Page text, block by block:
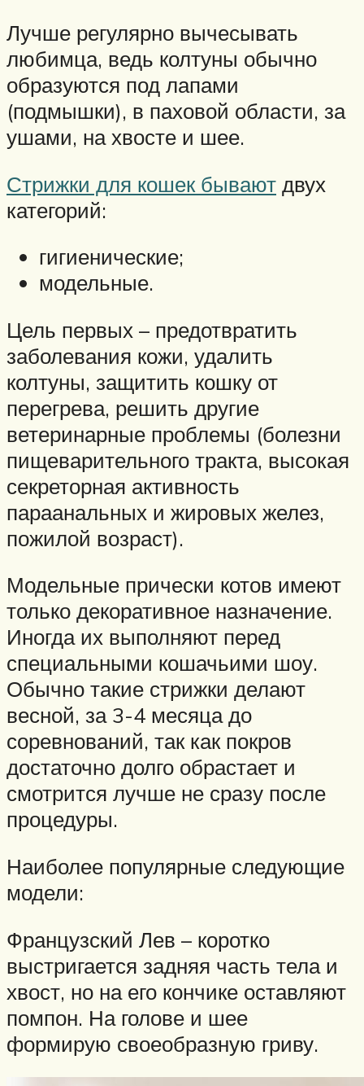
Лучше регулярно вычесывать
любимца, ведь колтуны обычно
образуются под лапами
(подмышки), в паховой области, за
ушами, на хвосте и шее.
Стрижки для кошек бывают двух
категорий:
гигиенические;
модельные.
Цель первых – предотвратить
заболевания кожи, удалить
колтуны, защитить кошку от
перегрева, решить другие
ветеринарные проблемы (болезни
пищеварительного тракта, высокая
секреторная активность
параанальных и жировых желез,
пожилой возраст).
Модельные прически котов имеют
только декоративное назначение.
Иногда их выполняют перед
специальными кошачьими шоу.
Обычно такие стрижки делают
весной, за 3-4 месяца до
соревнований, так как покров
достаточно долго обрастает и
смотрится лучше не сразу после
процедуры.
Наиболее популярные следующие
модели:
Французский Лев – коротко
выстригается задняя часть тела и
хвост, но на его кончике оставляют
помпон. На голове и шее
формирую своеобразную гриву.